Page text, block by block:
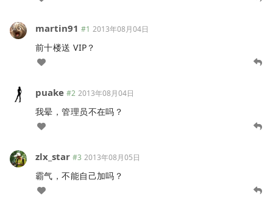
martin91 #1 2013年08月04日
前十楼送 VIP？
puake #2 2013年08月04日
我晕，管理员不在吗？
zlx_star #3 2013年08月05日
霸气，不能自己加吗？